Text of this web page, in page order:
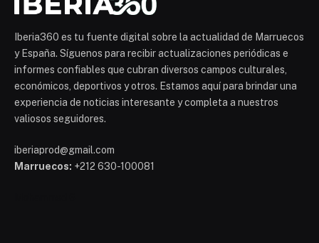
Iberia360 es tu fuente digital sobre la actualidad de Marruecos
y España. Síguenos para recibir actualizaciones periódicas e
informes confiables que cubran diversos campos culturales,
económicos, deportivos y otros. Estamos aquí para brindar una
experiencia de noticias interesante y completa a nuestros
valiosos seguidores.
iberiaprod@gmail.com
Marruecos: +212 630-100081